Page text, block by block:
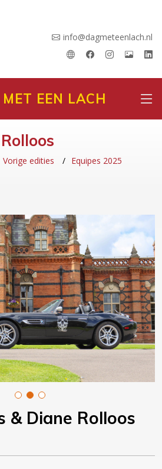
info@dagmeteenlach.nl
EEN LACH
Vorige edities
Equipes 2025
& Diane Rolloos